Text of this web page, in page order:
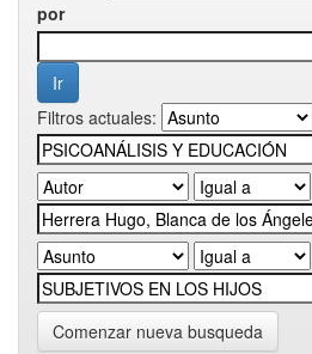
por
Filtros actuales:
Comenzar nueva busqueda